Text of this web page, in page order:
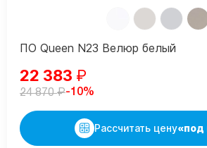
ПО Queen N23 Велюр белый
22 383 ₽
24 870₽-10%
Рассчитать цену«под